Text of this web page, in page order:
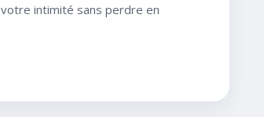
intimité sans perdre en